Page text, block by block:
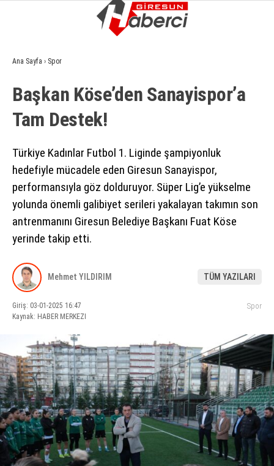
Facebook
Instagram
GÜNDEM
EKONOMI
SIYASET
ASAYIŞ
SPOR
YAŞAM
SAĞLIK
SERVISLER
Ana Sayfa › Spor
Başkan Köse’den Sanayispor’a
Tam Destek!
Türkiye Kadınlar Futbol 1. Liginde şampiyonluk
hedefiyle mücadele eden Giresun Sanayispor,
performansıyla göz dolduruyor. Süper Lig’e yükselme
yolunda önemli galibiyet serileri yakalayan takımın son
antrenmanını Giresun Belediye Başkanı Fuat Köse
yerinde takip etti.
Mehmet YILDIRIM TÜM YAZILARI
Giriş: 03-01-2025 16:47
Kaynak: HABER MERKEZI
Spor